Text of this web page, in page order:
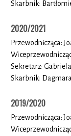
Skarbnik:
2020/2021
Przewodnicząca:
Sekretarz:
Skarbnik: Dagmara
2019/2020
Przewodnicząca: